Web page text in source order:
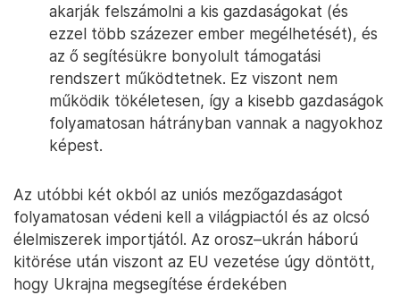
akarják felszámolni a kis gazdaságokat (és
ezzel több százezer ember megélhetését), és
az ő segítésükre bonyolult támogatási
rendszert működtetnek. Ez viszont nem
működik tökéletesen, így a kisebb gazdaságok
folyamatosan hátrányban vannak a nagyokhoz
képest.
Az utóbbi két okból az uniós mezőgazdaságot
folyamatosan védeni kell a világpiactól és az olcsó
élelmiszerek importjától. Az orosz–ukrán háború
kitörése után viszont az EU vezetése úgy döntött,
hogy Ukrajna megsegítése érdekében